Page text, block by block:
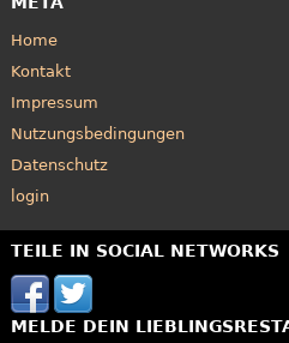
Home
Kontakt
Impressum
Nutzungsbedingungen
Datenschutz
login
TEILE IN SOCIAL NETWORKS
MELDE DEIN